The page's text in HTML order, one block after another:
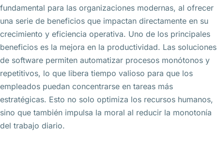
fundamental para las organizaciones modernas, al ofrecer
una serie de beneficios que impactan directamente en su
crecimiento y eficiencia operativa. Uno de los principales
beneficios es la mejora en la productividad. Las soluciones
de software permiten automatizar procesos monótonos y
repetitivos, lo que libera tiempo valioso para que los
empleados puedan concentrarse en tareas más
estratégicas. Esto no solo optimiza los recursos humanos,
sino que también impulsa la moral al reducir la monotonía
del trabajo diario.